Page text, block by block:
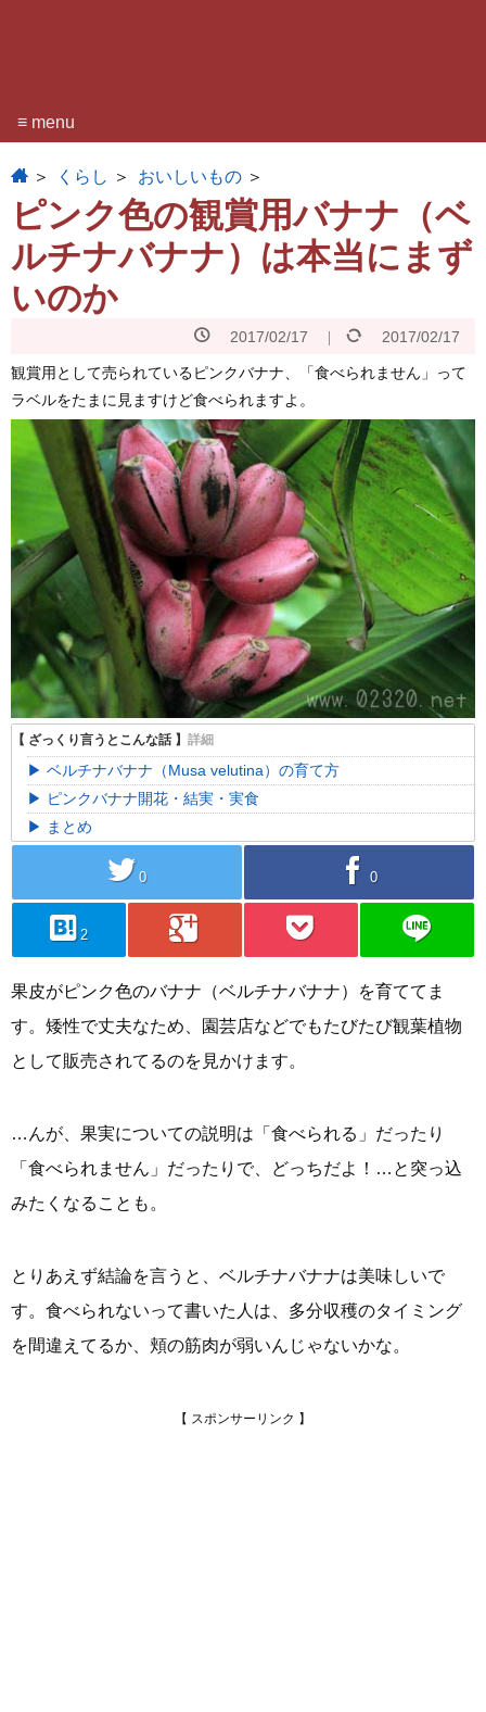
≡ menu
home くらし おいしいもの
ピンク色の観賞用バナナ（ベ
ルチナバナナ）は本当にまず
いのか
2017/02/17 2017/02/17
観賞用として売られているピンクバナナ、「食べられません」って
ラベルをたまに見ますけど食べられますよ。
ベルチナバナナ（Musa velutina）の育て方
ピンクバナナ開花・結実・実食
まとめ
twitter 0 facebook 0
hatebu 2 googleplus pocket line
果皮がピンク色のバナナ（ベルチナバナナ）を育ててま
す。矮性で丈夫なため、園芸店などでもたびたび観葉植物
として販売されてるのを見かけます。
…んが、果実についての説明は「食べられる」だったり
「食べられません」だったりで、どっちだよ！…と突っ込
みたくなることも。
とりあえず結論を言うと、ベルチナバナナは美味しいで
す。食べられないって書いた人は、多分収穫のタイミング
を間違えてるか、頬の筋肉が弱いんじゃないかな。